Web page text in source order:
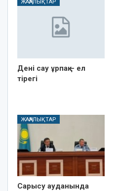
ЖАҢАЛЫҚТАР
Дені сау ұрпақ – ел
тірегі
ЖАҢАЛЫҚТАР
Сарысу ауданында